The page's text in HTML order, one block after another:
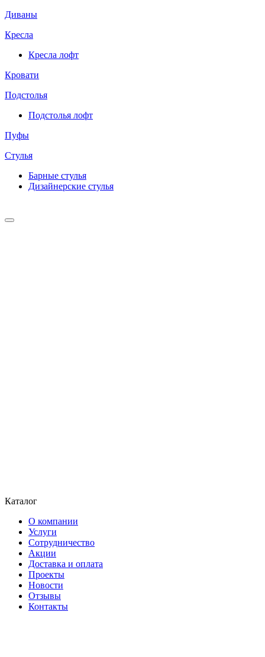
Диваны
Кресла
Кресла лофт
Кровати
Подстолья
Подстолья лофт
Пуфы
Стулья
Барные cтулья
Дизайнерские cтулья
Каталог
О компании
Услуги
Сотрудничество
Акции
Доставка и оплата
Проекты
Новости
Отзывы
Контакты